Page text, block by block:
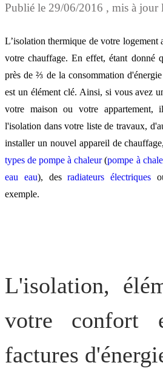
L'isolation,
votre
factures
Pour
solution
Publié le 29/06/2016 , mis à jour
L’isolation thermique de votre logement
votre chauffage. En effet, étant donné
près de ⅔ de la consommation
est un élément clé. Ainsi, si vous avez
votre maison ou votre appartement,
l'isolation dans votre liste de travaux,
installer un nouvel appareil de
types de pompe à chaleur(pompe à
eau eau), desradiateurs électriques
exemple.
L'isolation,
votre confort
factures